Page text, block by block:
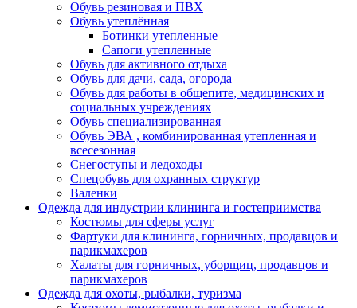
Обувь резиновая и ПВХ
Обувь утеплённая
Ботинки утепленные
Сапоги утепленные
Обувь для активного отдыха
Обувь для дачи, сада, огорода
Обувь для работы в общепите, медицинских и
социальных учреждениях
Обувь специализированная
Обувь ЭВА , комбинированная утепленная и
всесезонная
Снегоступы и ледоходы
Спецобувь для охранных структур
Валенки
Одежда для индустрии клининга и гостеприимства
Костюмы для сферы услуг
Фартуки для клининга, горничных, продавцов и
парикмахеров
Халаты для горничных, уборщиц, продавцов и
парикмахеров
Одежда для охоты, рыбалки, туризма